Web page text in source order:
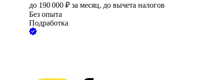
до 190 000 ₽ за месяц, до вычета налогов
Без опыта
Подработка